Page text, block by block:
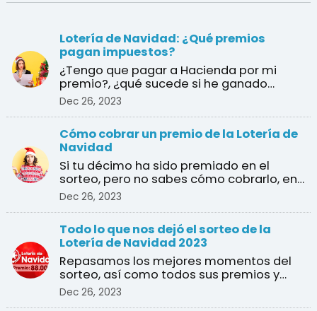
Lotería de Navidad: ¿Qué premios
pagan impuestos?
¿Tengo que pagar a Hacienda por mi
premio?, ¿qué sucede si he ganado
varios premios?, ¿cuál es e ...
Dec 26, 2023
Cómo cobrar un premio de la Lotería de
Navidad
Si tu décimo ha sido premiado en el
sorteo, pero no sabes cómo cobrarlo, en
esta guía te explica ...
Dec 26, 2023
Todo lo que nos dejó el sorteo de la
Lotería de Navidad 2023
Repasamos los mejores momentos del
sorteo, así como todos sus premios y
ganadores
Dec 26, 2023